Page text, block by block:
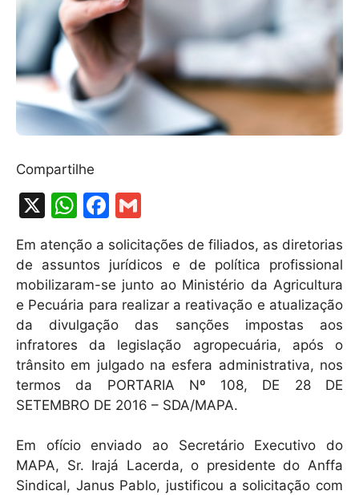
Compartilhe
X
W
h
at
s
A
p
p
F
c
e
b
o
o
k
m
ai
l
Em atenção a solicitações de filiados, as diretorias
de assuntos jurídicos e de política profissional
mobilizaram-se junto ao Ministério da Agricultura
e Pecuária para realizar a reativação e atualização
da divulgação das sanções impostas aos
infratores da legislação agropecuária, após o
trânsito em julgado na esfera administrativa, nos
termos da PORTARIA Nº 108, DE 28 DE
SETEMBRO DE 2016 – SDA/MAPA.
Em ofício enviado ao Secretário Executivo do
MAPA, Sr. Irajá Lacerda, o presidente do Anffa
Sindical, Janus Pablo, justificou a solicitação com